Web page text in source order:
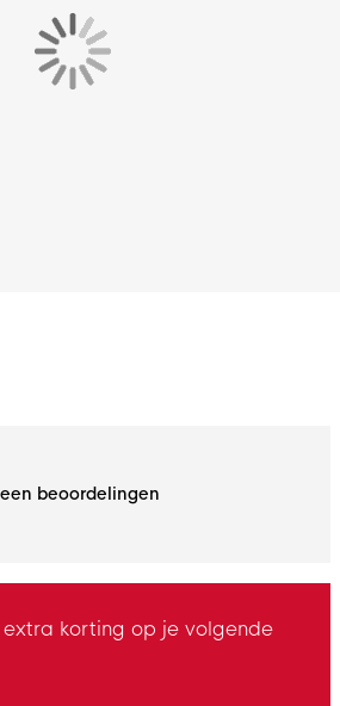
beoordelingen
extra korting op je volgende